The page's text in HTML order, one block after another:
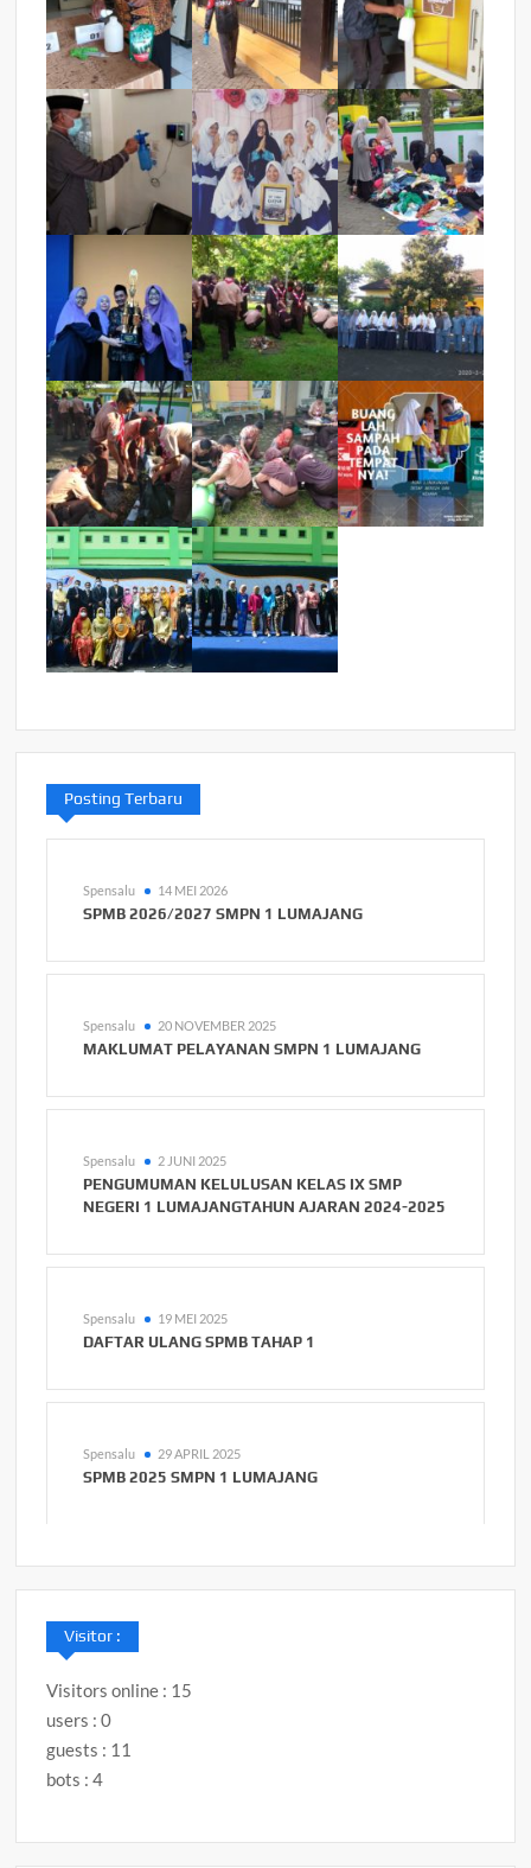
Posting Terbaru
Spensalu 14 MEI 2026
SPMB 2026/2027 SMPN 1 LUMAJANG
Spensalu 20 NOVEMBER 2025
MAKLUMAT PELAYANAN SMPN 1 LUMAJANG
Spensalu 2 JUNI 2025
PENGUMUMAN KELULUSAN KELAS IX SMP
NEGERI 1 LUMAJANGTAHUN AJARAN 2024-2025
Spensalu 19 MEI 2025
DAFTAR ULANG SPMB TAHAP 1
Spensalu 29 APRIL 2025
SPMB 2025 SMPN 1 LUMAJANG
Visitor :
Visitors online : 15
users : 0
guests : 11
bots : 4